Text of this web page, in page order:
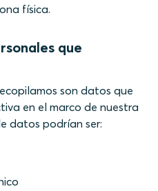
física.
que
son datos que
en el marco de nuestra
datos podrían ser: